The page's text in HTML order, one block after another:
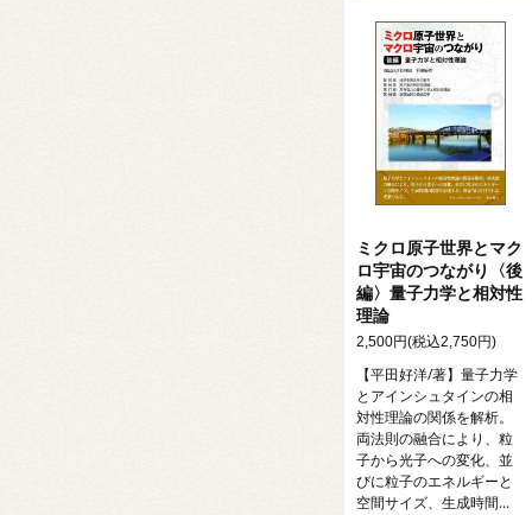
ミクロ原子世界とマク
ロ宇宙のつながり〈後
編〉量子力学と相対性
理論
2,500円(税込2,750円)
【平田好洋/著】量子力学
とアインシュタインの相
対性理論の関係を解析。
両法則の融合により、粒
子から光子への変化、並
びに粒子のエネルギーと
空間サイズ、生成時間...